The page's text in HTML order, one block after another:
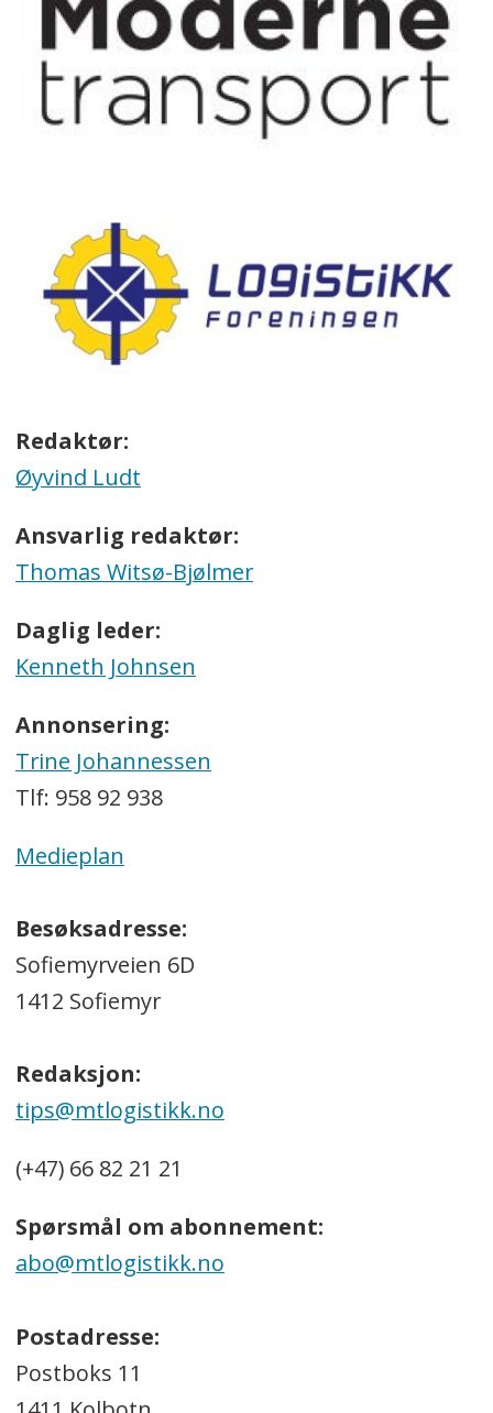
Redaktør:
Øyvind Ludt
Ansvarlig redaktør:
Thomas Witsø-Bjølmer
Daglig leder:
Kenneth Johnsen
Annonsering:
Trine Johannessen
Tlf: 958 92 938
Medieplan
Besøksadresse:
Sofiemyrveien 6D
1412 Sofiemyr
Redaksjon:
tips@mtlogistikk.no
(+47) 66 82 21 21
Spørsmål om abonnement:
abo@mtlogistikk.no
Postadresse:
Postboks 11